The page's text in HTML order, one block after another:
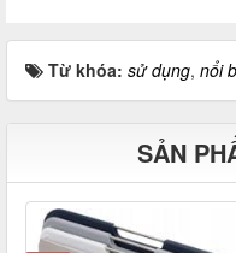
Từ khóa: sử dụng, nổi
SẢN